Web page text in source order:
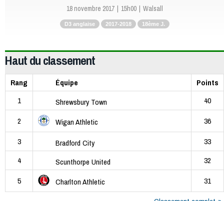
18 novembre 2017 15h00 Walsall
D3 anglaise 2017-2018 18ème J.
Haut du classement
Rang Équipe
Points
1
Shrewsbury Town
40
2
Wigan Athletic
36
3
Bradford City
33
4
Scunthorpe United
32
5
Charlton Athletic
31